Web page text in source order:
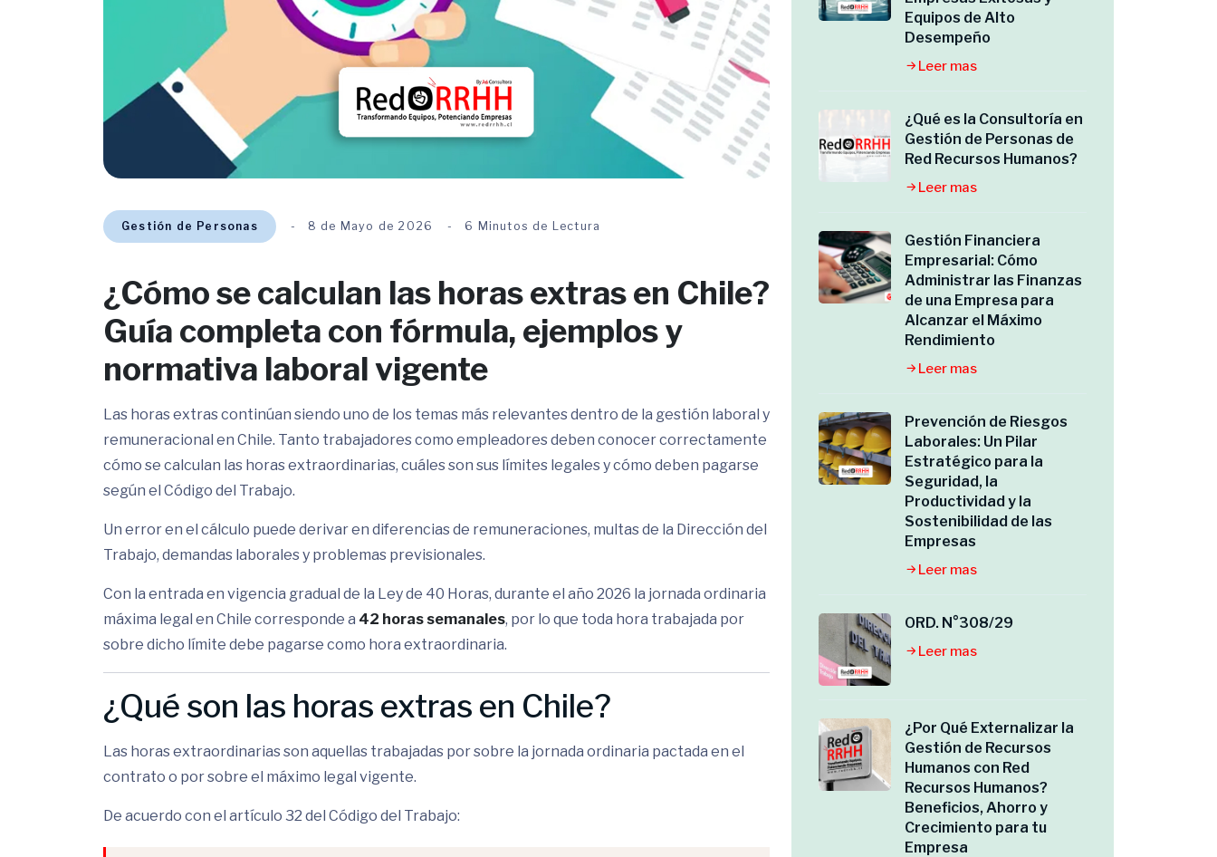
Gestión de Personas 8 de Mayo de 2026 6 Minutos de Lectura
¿Cómo se calculan las horas extras en Chile?
Guía completa con fórmula, ejemplos y
normativa laboral vigente
Las horas extras continúan siendo uno de los temas más relevantes dentro de la gestión laboral y
remuneracional en Chile. Tanto trabajadores como empleadores deben conocer correctamente
cómo se calculan las horas extraordinarias, cuáles son sus límites legales y cómo deben pagarse
según el Código del Trabajo.
Un error en el cálculo puede derivar en diferencias de remuneraciones, multas de la Dirección del
Trabajo, demandas laborales y problemas previsionales.
Con la entrada en vigencia gradual de la Ley de 40 Horas, durante el año 2026 la jornada ordinaria
máxima legal en Chile corresponde a 42 horas semanales, por lo que toda hora trabajada por
sobre dicho límite debe pagarse como hora extraordinaria.
¿Qué son las horas extras en Chile?
Las horas extraordinarias son aquellas trabajadas por sobre la jornada ordinaria pactada en el
contrato o por sobre el máximo legal vigente.
De acuerdo con el artículo 32 del Código del Trabajo:
Equipos de Alto
Desempeño
Leer mas
¿Qué es la Consultoría en
Gestión de Personas de
Red Recursos Humanos?
Leer mas
Gestión Financiera
Empresarial: Cómo
Administrar las Finanzas
de una Empresa para
Alcanzar el Máximo
Rendimiento
Leer mas
Prevención de Riesgos
Laborales: Un Pilar
Estratégico para la
Seguridad, la
Productividad y la
Sostenibilidad de las
Empresas
Leer mas
ORD. N°308/29
Leer mas
¿Por Qué Externalizar la
Gestión de Recursos
Humanos con Red
Recursos Humanos?
Beneficios, Ahorro y
Crecimiento para tu
Empresa